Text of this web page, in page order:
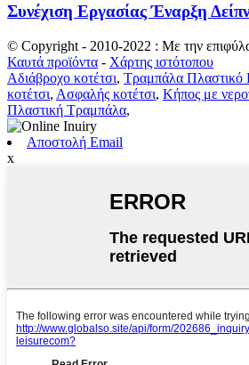
Συνέχιση Εργασίας Έναρξη
© Copyright - 2010-2022 : Με την
Καυτά προϊόντα - Χάρτης ιστότοπου
Αδιάβροχο κοτέτσι, Τραμπάλα Πλαστικό
κοτέτσι, Ασφαλής κοτέτσι, Κήπος με
Πλαστική Τραμπάλα,
Αποστολή Email
x